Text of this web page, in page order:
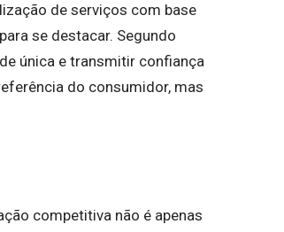
de serviços com base
se destacar. Segundo
única e transmitir confiança
do consumidor, mas
competitiva não é apenas